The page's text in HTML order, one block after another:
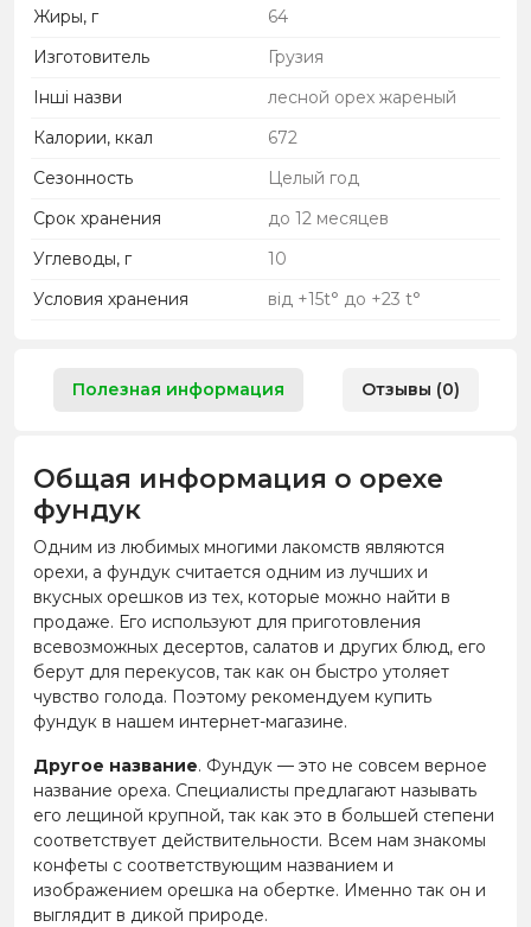
Жиры, г
64
Изготовитель
Грузия
Інші назви
лесной орех жареный
Калории, ккал
672
Сезонность
Целый год
Срок хранения
до 12 месяцев
Углеводы, г
10
Условия хранения
від +15t° до +23 t°
Полезная информация Отзывы (0)
Общая информация о орехе
фундук
Одним из любимых многими лакомств являются
орехи, а фундук считается одним из лучших и
вкусных орешков из тех, которые можно найти в
продаже. Его используют для приготовления
всевозможных десертов, салатов и других блюд, его
берут для перекусов, так как он быстро утоляет
чувство голода. Поэтому рекомендуем купить
фундук в нашем интернет-магазине.
Другое название. Фундук — это не совсем верное
название ореха. Специалисты предлагают называть
его лещиной крупной, так как это в большей степени
соответствует действительности. Всем нам знакомы
конфеты с соответствующим названием и
изображением орешка на обертке. Именно так он и
выглядит в дикой природе.